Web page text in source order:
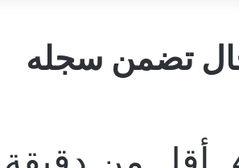
تضمن سجله